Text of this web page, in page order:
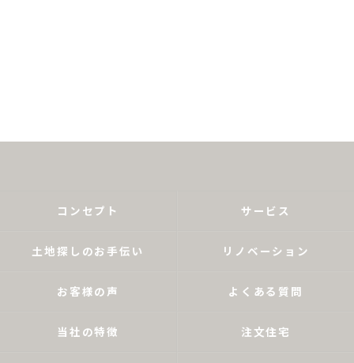
コンセプト サービス
土地探しのお手伝い リノベーション
お客様の声 よくある質問
当社の特徴 注文住宅